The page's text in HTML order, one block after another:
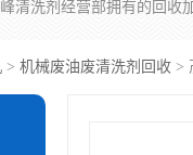
> 机械废油废清洗剂回收 >